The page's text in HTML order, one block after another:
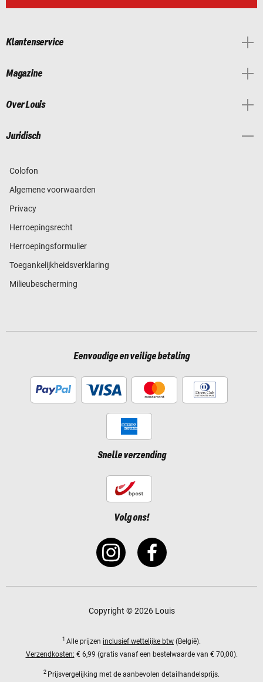
Klantenservice
Magazine
Over Louis
Juridisch
Colofon
Algemene voorwaarden
Privacy
Herroepingsrecht
Herroepingsformulier
Toegankelijkheidsverklaring
Milieubescherming
Eenvoudige en veilige betaling
Snelle verzending
Volg ons!
Copyright © 2026 Louis
1 Alle prijzen inclusief wettelijke btw (België).
Verzendkosten: € 6,99 (gratis vanaf een bestelwaarde van € 70,00).
2 Prijsvergelijking met de aanbevolen detailhandelsprijs.